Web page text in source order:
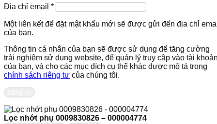
Địa chỉ email *Bắt
buộc
Một liên kết để đặt mật khẩu mới sẽ được gửi đến địa chỉ
của bạn.
Thông tin cá nhân của bạn sẽ được sử dụng để tăng cường
trải nghiệm sử dụng website, để quản lý truy cập vào tài
của bạn, và cho các mục đích cụ thể khác được mô tả trong
chính sách riêng tư của chúng tôi.
Lọc nhớt phụ 0009830826 – 000004774